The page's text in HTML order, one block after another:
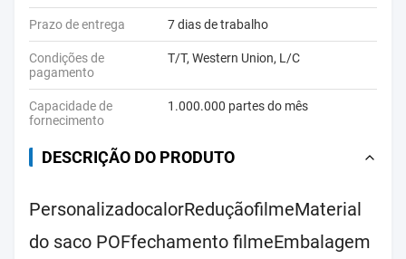
Prazo de entrega 7 dias de trabalho
Condições de
pagamento
T/T, Western Union, L/C
Capacidade de
fornecimento
1.000.000 partes do mês
DESCRIÇÃO DO PRODUTO
PersonalizadocalorReduçãofilmeMaterial
do saco POFfechamento filmeEmbalagem